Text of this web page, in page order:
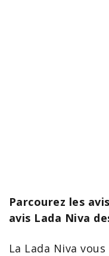
Parcourez les
avis Lada Niva
La Lada Niva vous